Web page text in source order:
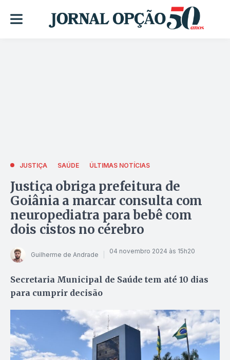
JUSTIÇA SAÚDE ÚLTIMAS NOTÍCIAS
Justiça obriga prefeitura de
Goiânia a marcar consulta com
neuropediatra para bebê com
dois cistos no cérebro
Guilherme de Andrade 04 novembro 2024 às 15h20
Secretaria Municipal de Saúde tem até 10 dias
para cumprir decisão